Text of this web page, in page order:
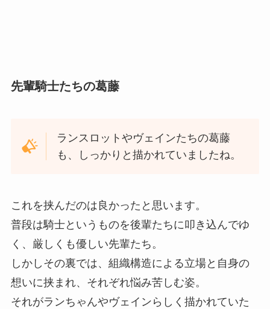
先輩騎士たちの葛藤
ランスロットやヴェインたちの葛藤
も、しっかりと描かれていましたね。
これを挟んだのは良かったと思います。
普段は騎士というものを後輩たちに叩き込んでゆ
く、厳しくも優しい先輩たち。
しかしその裏では、組織構造による立場と自身の
想いに挟まれ、それぞれ悩み苦しむ姿。
それがランちゃんやヴェインらしく描かれていた